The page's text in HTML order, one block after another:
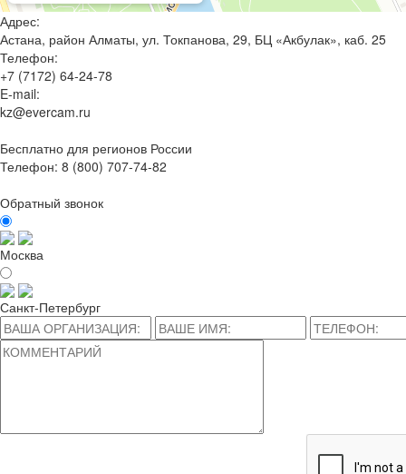
Адрес:
Астана, район Алматы, ул. Токпанова, 29, БЦ «Акбулак», каб. 25
Телефон:
+7 (7172) 64-24-78
E-mail:
kz@evercam.ru
Бесплатно для регионов России
Телефон: 8 (800) 707-74-82
Обратный звонок
Москва
Санкт-Петербург